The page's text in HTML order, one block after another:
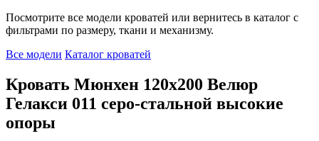
Посмотрите все модели кроватей или вернитесь в каталог с
фильтрами по размеру, ткани и механизму.
Все модели Каталог кроватей
Кровать Мюнхен 120х200 Велюр
Гелакси 011 серо-стальной высокие
опоры